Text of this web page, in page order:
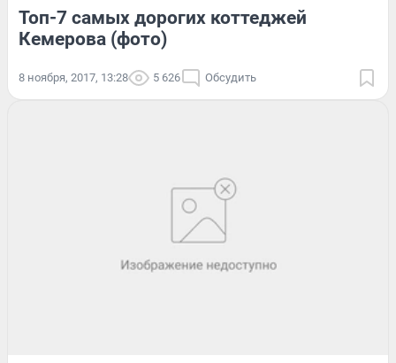
Топ-7 самых дорогих коттеджей
Кемерова (фото)
8 ноября, 2017, 13:28 5 626 Обсудить